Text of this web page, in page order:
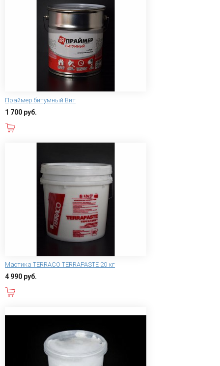
Праймер битумный Вит
1 700 руб.
Мастика TERRACO TERRAPASTE 20 кг
4 990 руб.